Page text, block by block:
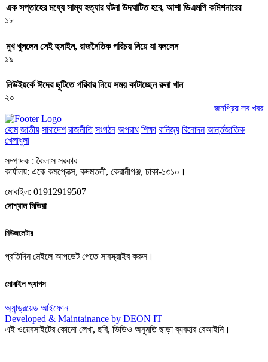
এক সপ্তাহের মধ্যে সাম্য হত্যার ঘটনা উদঘাটিত হবে, আশা ডিএমপি কমিশনারের
১৮
মুখ খুললেন সেই হুসাইন, রাজনৈতিক পরিচয় নিয়ে যা বললেন
১৯
নিউইয়র্কে ঈদের ছুটিতে পরিবার নিয়ে সময় কাটাচ্ছেন রুনা খান
২০
জনপ্রিয় সব খবর
হোম জাতীয় সারাদেশ রাজনীতি সংগঠন অপরাধ শিক্ষা বানিজ্য বিনোদন আর্ন্তজাতিক
খেলাধুলা
সম্পাদক : কৈলাস সরকার
কার্যালয়: একে কমপ্লেক্স, কদমতলী, কেরানীগঞ্জ, ঢাকা-১৩১০।
মোবাইল: 01912919507
সোশ্যাল মিডিয়া
নিউজলেটার
প্রতিদিন মেইলে আপডেট পেতে সাবস্ক্রাইব করুন।
মোবাইল অ্যাপস
অ্যান্ড্রয়েড আইফোন
Developed & Maintainance by DEON IT
এই ওয়েবসাইটের কোনো লেখা, ছবি, ভিডিও অনুমতি ছাড়া ব্যবহার বেআইনি।